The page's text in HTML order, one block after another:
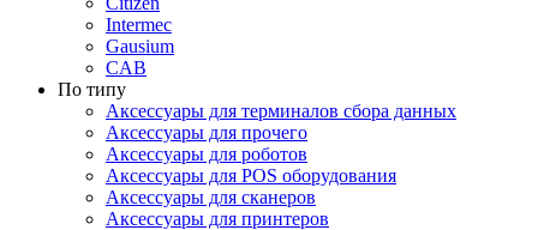
Intermec
Gausium
CAB
По типу
Аксессуары для терминалов сбора данных
Аксессуары для прочего
Аксессуары для роботов
Аксессуары для POS оборудования
Аксессуары для сканеров
Аксессуары для принтеров